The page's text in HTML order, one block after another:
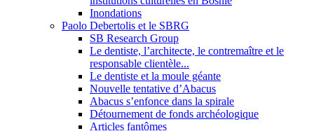
Inondations
Paolo Debertolis et le SBRG
SB Research Group
Le dentiste, l’architecte, le contremaître et le
responsable clientèle...
Le dentiste et la moule géante
Nouvelle tentative d’Abacus
Abacus s’enfonce dans la spirale
Détournement de fonds archéologique
Articles fantômes